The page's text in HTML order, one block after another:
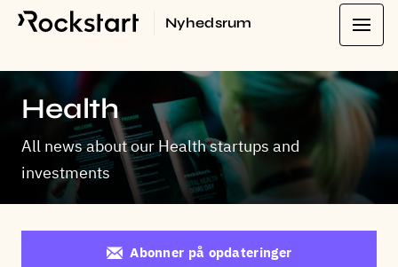
Nyhedsrum
Health
All news about our Health startups and
investments
Abonner på opdateringer